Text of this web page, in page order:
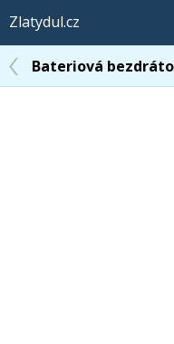
Zlatydul.cz
Bateriová